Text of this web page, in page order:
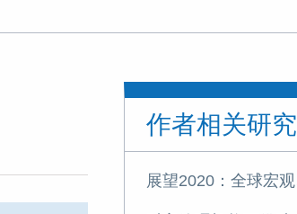
作者相关研究